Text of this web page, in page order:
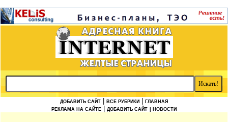
ДОБАВИТЬ САЙТ ВСЕ РУБРИКИ
ГЛАВНАЯ
РЕКЛАМА НА САЙТЕ
ДОБАВИТЬ САЙТ | НОВОСТИ